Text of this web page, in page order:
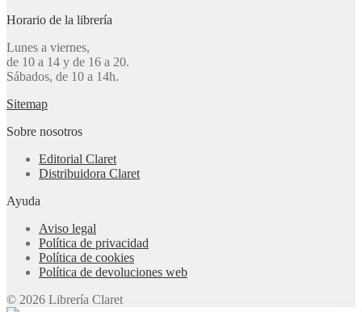
Horario de la librería
Lunes a viernes,
de 10 a 14 y de 16 a 20.
Sábados, de 10 a 14h.
Sitemap
Sobre nosotros
Editorial Claret
Distribuidora Claret
Ayuda
Aviso legal
Política de privacidad
Política de cookies
Política de devoluciones web
© 2026 Librería Claret